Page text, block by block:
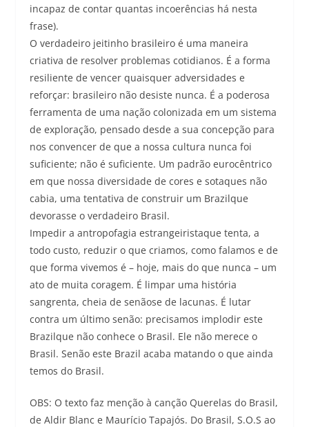
incapaz de contar quantas incoerências há nesta
frase).
O verdadeiro jeitinho brasileiro é uma maneira
criativa de resolver problemas cotidianos. É a forma
resiliente de vencer quaisquer adversidades e
reforçar: brasileiro não desiste nunca. É a poderosa
ferramenta de uma nação colonizada em um sistema
de exploração, pensado desde a sua concepção para
nos convencer de que a nossa cultura nunca foi
suficiente; não é suficiente. Um padrão eurocêntrico
em que nossa diversidade de cores e sotaques não
cabia, uma tentativa de construir um Brazilque
devorasse o verdadeiro Brasil.
Impedir a antropofagia estrangeiristaque tenta, a
todo custo, reduzir o que criamos, como falamos e de
que forma vivemos é – hoje, mais do que nunca – um
ato de muita coragem. É limpar uma história
sangrenta, cheia de senãose de lacunas. É lutar
contra um último senão: precisamos implodir este
Brazilque não conhece o Brasil. Ele não merece o
Brasil. Senão este Brazil acaba matando o que ainda
temos do Brasil.
OBS: O texto faz menção à canção Querelas do Brasil,
de Aldir Blanc e Maurício Tapajós. Do Brasil, S.O.S ao